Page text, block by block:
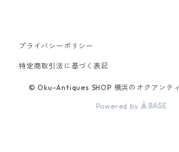
プライバシーポリシー
特定商取引法に基づく表記
© Oku-Antiques SHOP 横浜のオクアンテ
Powered by